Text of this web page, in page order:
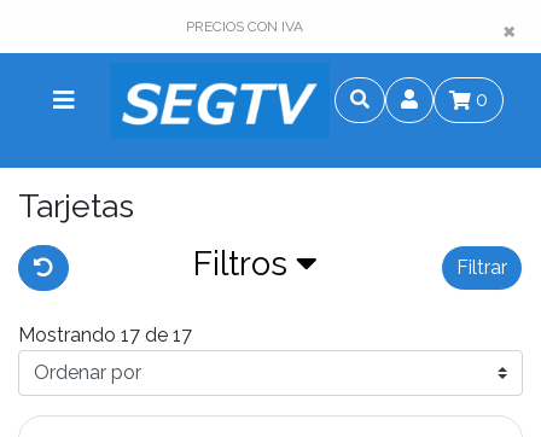
PRECIOS CON IVA ×
×
0
Tarjetas
Filtros Filtrar
Mostrando 17 de 17